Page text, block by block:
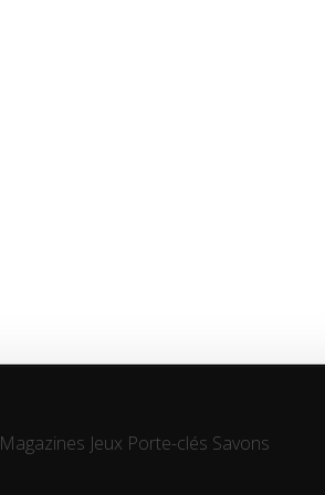
Magazines Jeux Porte-clés Savons